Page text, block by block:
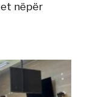
nëpër